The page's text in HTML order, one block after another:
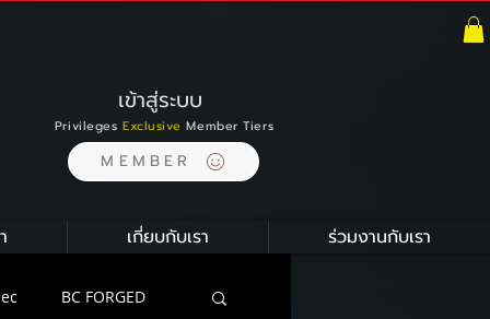
เข้าสู่ระบบ
Privileges Exclusive Member Tiers
MEMBER
เกี่ยบกับเรา ร่วมงานกับเรา
BC FORGED